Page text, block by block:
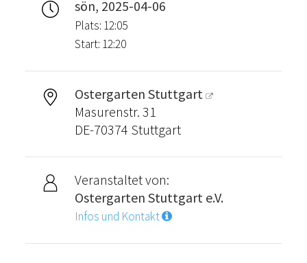
sön, 2025-04-06
Plats: 12:05
Start: 12:20
Ostergarten Stuttgart
Masurenstr. 31
DE-70374 Stuttgart
Veranstaltet von:
Ostergarten Stuttgart e.V.
Infos und Kontakt